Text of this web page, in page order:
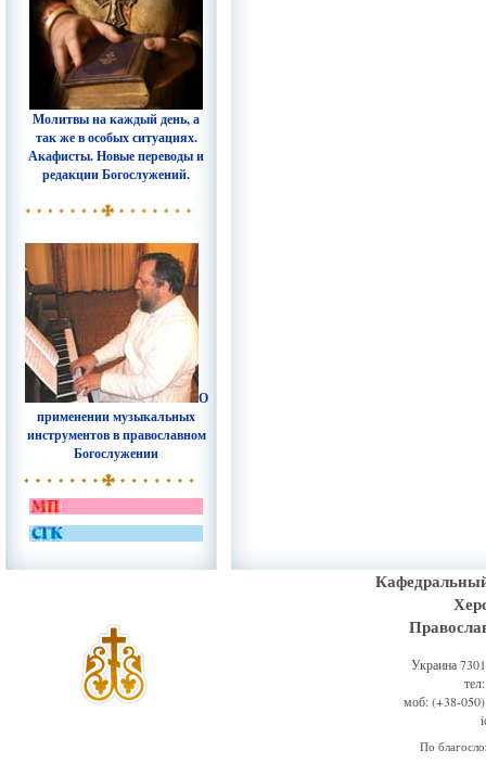
Молитвы на каждый день, а
так же в особых ситуациях.
Акафисты. Новые переводы и
редакции Богослужений.
О
применении музыкальных
инструментов в православном
Богослужении
Украина
моб: (+38-
По